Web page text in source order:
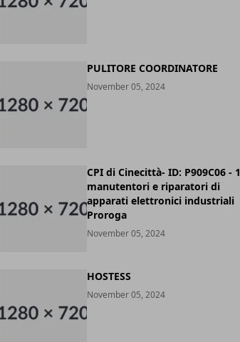
PULITORE COORDINATORE
November 05, 2024
CPI di Cinecittà- ID: P909C06 - 1
manutentori e riparatori di
apparati elettronici industriali
Proroga
November 05, 2024
HOSTESS
November 05, 2024